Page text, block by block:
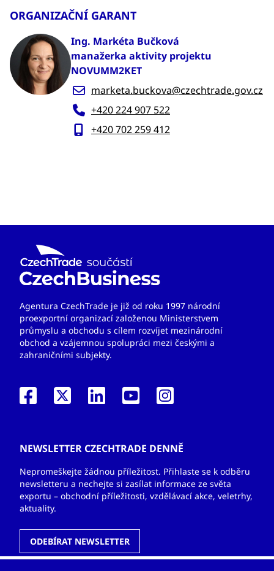
ORGANIZAČNÍ GARANT
Ing. Markéta Bučková
manažerka aktivity projektu
NOVUMM2KET
marketa.buckova@czechtrade.gov.cz
+420 224 907 522
+420 702 259 412
Agentura CzechTrade je již od roku 1997 národní
proexportní organizací založenou Ministerstvem
průmyslu a obchodu s cílem rozvíjet mezinárodní
obchod a vzájemnou spolupráci mezi českými a
zahraničními subjekty.
NEWSLETTER CZECHTRADE DENNĚ
Nepromeškejte žádnou příležitost. Přihlaste se k odběru
newsletteru a nechejte si zasílat informace ze světa
exportu – obchodní příležitosti, vzdělávací akce, veletrhy,
aktuality.
ODEBÍRAT NEWSLETTER